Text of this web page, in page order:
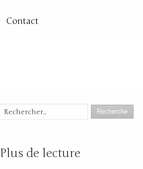
Contact
Recherche
Plus de lecture